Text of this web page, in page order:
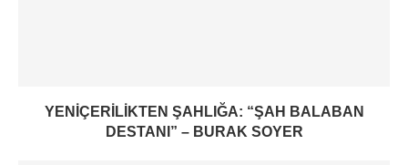
YENIÇERILIKTEN ŞAHLIĞA: “ŞAH BALABAN
DESTANI” – BURAK SOYER